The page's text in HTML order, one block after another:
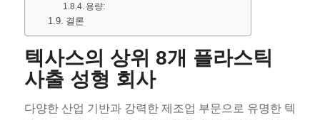
용량:
결론
텍사스의 상위 8개 플라스틱
사출 성형 회사
다양한 산업 기반과 강력한 제조업 부문으로 유명한 텍